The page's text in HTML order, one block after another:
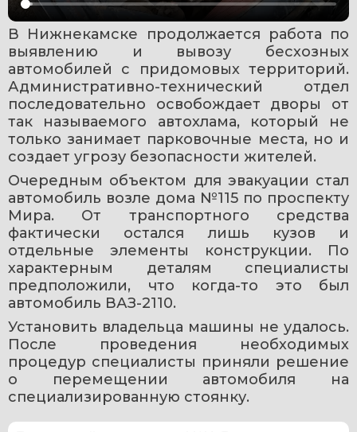
В Нижнекамске продолжается работа по
выявлению и вывозу бесхозных
автомобилей с придомовых территорий.
Административно-технический отдел
последовательно освобождает дворы от
так называемого автохлама, который не
только занимает парковочные места, но и
создает угрозу безопасности жителей.
Очередным объектом для эвакуации стал
автомобиль возле дома №115 по проспекту
Мира. От транспортного средства
фактически остался лишь кузов и
отдельные элементы конструкции. По
характерным деталям специалисты
предположили, что когда-то это был
автомобиль ВАЗ-2110.
Установить владельца машины не удалось.
После проведения необходимых
процедур специалисты приняли решение
о перемещении автомобиля на
специализированную стоянку.